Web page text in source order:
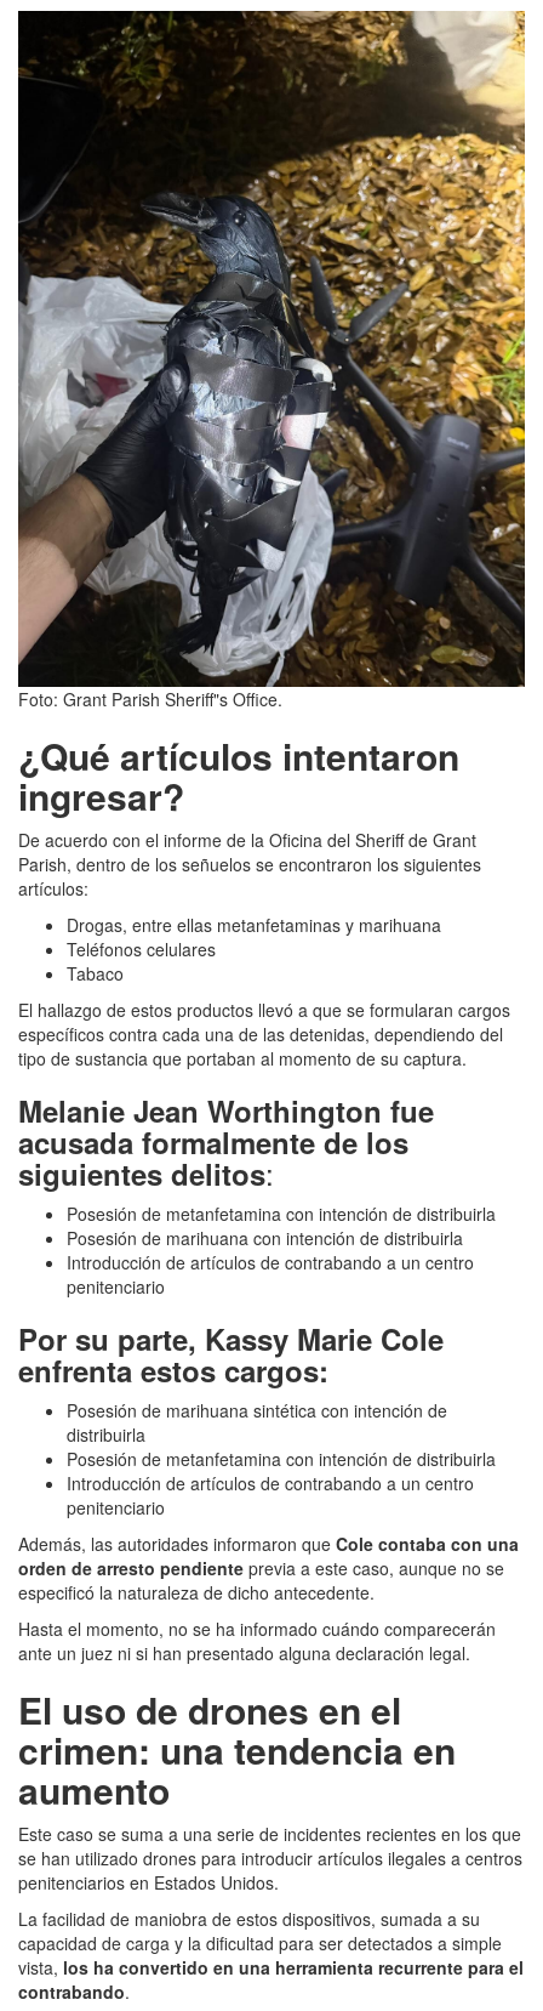
Foto: Grant Parish Sheriff"s Office.
¿Qué artículos intentaron
ingresar?
De acuerdo con el informe de la Oficina del Sheriff de Grant
Parish, dentro de los señuelos se encontraron los siguientes
artículos:
Drogas, entre ellas metanfetaminas y marihuana
Teléfonos celulares
Tabaco
El hallazgo de estos productos llevó a que se formularan cargos
específicos contra cada una de las detenidas, dependiendo del
tipo de sustancia que portaban al momento de su captura.
Melanie Jean Worthington fue
acusada formalmente de los
siguientes delitos:
Posesión de metanfetamina con intención de distribuirla
Posesión de marihuana con intención de distribuirla
Introducción de artículos de contrabando a un centro
penitenciario
Por su parte, Kassy Marie Cole
enfrenta estos cargos:
Posesión de marihuana sintética con intención de
distribuirla
Posesión de metanfetamina con intención de distribuirla
Introducción de artículos de contrabando a un centro
penitenciario
Además, las autoridades informaron que Cole contaba con una
orden de arresto pendiente previa a este caso, aunque no se
especificó la naturaleza de dicho antecedente.
Hasta el momento, no se ha informado cuándo comparecerán
ante un juez ni si han presentado alguna declaración legal.
El uso de drones en el
crimen: una tendencia en
aumento
Este caso se suma a una serie de incidentes recientes en los que
se han utilizado drones para introducir artículos ilegales a centros
penitenciarios en Estados Unidos.
La facilidad de maniobra de estos dispositivos, sumada a su
capacidad de carga y la dificultad para ser detectados a simple
vista, los ha convertido en una herramienta recurrente para el
contrabando.